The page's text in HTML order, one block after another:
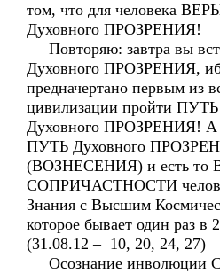
том, что для человека
Духовного ПРОЗРЕНИЯ!
Повторяю: завтра вы
Духовного ПРОЗРЕНИЯ,
предначертано первым из
цивилизации пройти
Духовного ПРОЗРЕНИЯ! А
ПУТЬ Духовного
(ВОЗНЕСЕНИЯ) и есть то
СОПРИЧАСТНОСТИ
Знания с Высшим
которое бывает один раз в
(31.08.12 – 10, 20, 24, 27)
Осознание инволюции